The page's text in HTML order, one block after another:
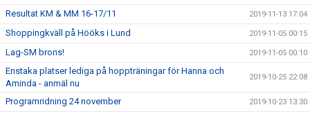
Resultat KM & MM 16-17/11 2019-11-13 17:04
Shoppingkväll på Hööks i Lund 2019-11-05 00:15
Lag-SM brons! 2019-11-05 00:10
Enstaka platser lediga på hoppträningar för Hanna och
Aminda - anmäl nu
2019-10-25 22:08
Programridning 24 november 2019-10-23 13:30